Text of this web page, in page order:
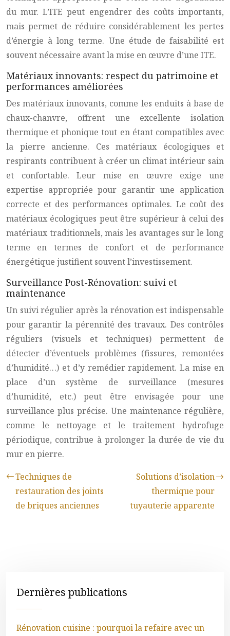
du mur. L’ITE peut engendrer des coûts importants,
mais permet de réduire considérablement les pertes
d’énergie à long terme. Une étude de faisabilité est
souvent nécessaire avant la mise en œuvre d’une ITE.
Matériaux innovants: respect du patrimoine et
performances améliorées
Des matériaux innovants, comme les enduits à base de
chaux-chanvre, offrent une excellente isolation
thermique et phonique tout en étant compatibles avec
la pierre ancienne. Ces matériaux écologiques et
respirants contribuent à créer un climat intérieur sain
et confortable. Leur mise en œuvre exige une
expertise appropriée pour garantir une application
correcte et des performances optimales. Le coût des
matériaux écologiques peut être supérieur à celui des
matériaux traditionnels, mais les avantages sur le long
terme en termes de confort et de performance
énergétique justifient souvent l’investissement.
Surveillance Post-Rénovation: suivi et
maintenance
Un suivi régulier après la rénovation est indispensable
pour garantir la pérennité des travaux. Des contrôles
réguliers (visuels et techniques) permettent de
détecter d’éventuels problèmes (fissures, remontées
d’humidité…) et d’y remédier rapidement. La mise en
place d’un système de surveillance (mesures
d’humidité, etc.) peut être envisagée pour une
surveillance plus précise. Une maintenance régulière,
comme le nettoyage et le traitement hydrofuge
périodique, contribue à prolonger la durée de vie du
mur en pierre.
Techniques de
restauration des joints
de briques anciennes
Solutions d’isolation
thermique pour
tuyauterie apparente
Dernières publications
Rénovation cuisine : pourquoi la refaire avec un